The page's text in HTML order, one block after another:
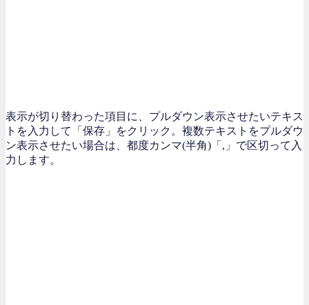
表示が切り替わった項目に、プルダウン表示させたいテキス
トを入力して「保存」をクリック。複数テキストをプルダウ
ン表示させたい場合は、都度カンマ(半角)「,」で区切って入
力します。